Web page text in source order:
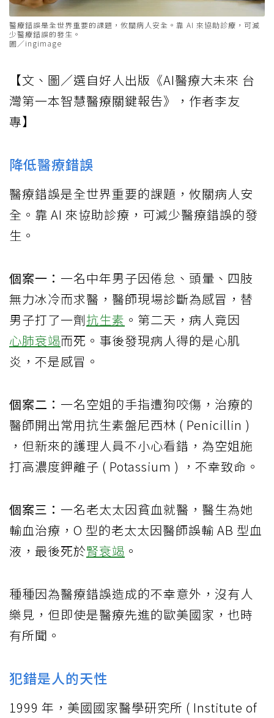
醫療錯誤是全世界重要的課題，攸關病人安全。靠 AI 來協助診療，可減
少醫療錯誤的發生。
圖／ingimage
【文、圖／選自好人出版《AI醫療大未來 台
灣第一本智慧醫療關鍵報告》，作者李友
專】
降低醫療錯誤
醫療錯誤是全世界重要的課題，攸關病人安
全。靠 AI 來協助診療，可減少醫療錯誤的發
生。
個案一： 一名中年男子因倦怠、頭暈、四肢
無力冰冷而求醫，醫師現場診斷為感冒，替
男子打了一劑抗生素 。第二天，病人竟因
心肺衰竭而死。事後發現病人得的是心肌
炎，不是感冒。
個案二： 一名空姐的手指遭狗咬傷，治療的
醫師開出常用抗生素盤尼西林 ( Penicillin )
，但新來的護理人員不小心看錯，為空姐施
打高濃度鉀離子 ( Potassium ) ，不幸致命。
個案三： 一名老太太因貧血就醫，醫生為她
輸血治療，O 型的老太太因醫師誤輸 AB 型血
液，最後死於腎衰竭 。
種種因為醫療錯誤造成的不幸意外，沒有人
樂見，但即使是醫療先進的歐美國家，也時
有所聞。
犯錯是人的天性
1999 年，美國國家醫學研究所 ( Institute of